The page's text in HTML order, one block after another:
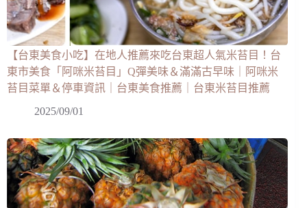
【台東美食小吃】在地人推薦來吃台東超人氣米苔目！台
東市美食「阿咪米苔目」Q彈美味＆滿滿古早味｜阿咪米
苔目菜單＆停車資訊｜台東美食推薦｜台東米苔目推薦
2025/09/01